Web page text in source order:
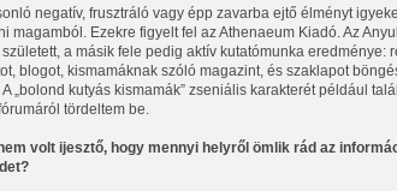
negatív, frusztráló vagy épp zavarba ejtő élményt
magamból. Ezekre figyelt fel az Athenaeum Kiadó. Az
a másik fele pedig aktív kutatómunka eredménye:
blogot, kismamáknak szóló magazint, és szaklapot
„bolond kutyás kismamák” zseniális karakterét például
tördeltem be.
volt ijesztő, hogy mennyi helyről ömlik rád az